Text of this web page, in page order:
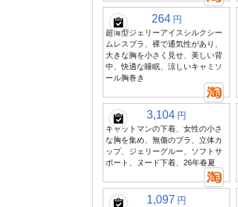
264 円
超薄型ジェリーアイスシルクシー
ムレスブラ、裸で通気性があり、
大きな胸を小さく見せ、美しい背
中、快適な睡眠、涼しいキャミソ
ール胸巻き
3,104 円
キャットマンの下着、女性の小さ
な胸を集め、無傷のブラ、立体カ
ップ、ジェリーグルー、ソフトサ
ポート、ヌード下着、26年春夏
1,097 円